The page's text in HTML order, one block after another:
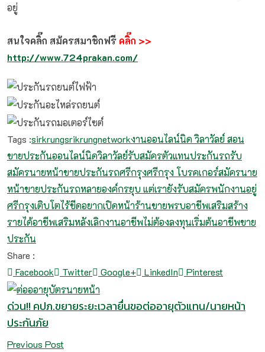
อยู่
สนใจคลิ๊ก สม้ครสมาชิกฟรี คลิ๊ก >>
http://www.724prakan.com/
Tags :sirkrungsrikrungnetworkงานออนไลน์นิด วิลาวัลย์ สอน
ขายประกันออนไลน์นิดวิลาวัลย์รับสมัครตัวแทนประกันรถรับ
สมัครนายหน้าขายประกันรถศรีกรุงศรีกรุง โบรคเกอร์สมัครนาย
หน้าขายประกันรถหลายองค์กรยุบ แต่เรายังรับสมัครพนักงานอยู่
ศรีกรุงเติบโตไร้ขีดอยากเปิดหน้าร้านขายพรบอาชีพเสริมสร้าง
รายได้อาชีพเสริมหลังเลิกงานอาชีพไม่ต้องลงทุนเริ่มต้นอาชีพขาย
ประกัน
Share :
Facebook
Twitter Google+ LinkedIn Pinterest
ด่วน!! คปภ.ขยายระยะเวลายื่นขอต่ออายุตัวแทน/นายหน้า
ประกันภัย
Previous Post